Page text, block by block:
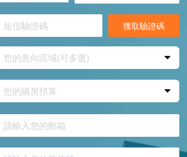
獲取驗證碼
您的意向區域(可多選)
您的購房預算